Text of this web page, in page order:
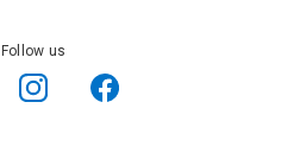
Follow us